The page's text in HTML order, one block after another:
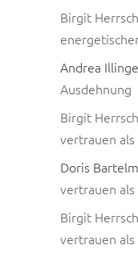
Birgit
Andrea
Ausdehnung
Birgit
vertrauen
Doris
vertrauen
Birgit
vertrauen